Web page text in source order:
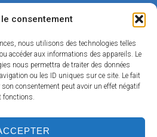
consentement
nous utilisons des technologies telles
accéder aux informations des appareils. Le
nous permettra de traiter des données
ou les ID uniques sur ce site. Le fait
son consentement peut avoir un effet négatif
fonctions.